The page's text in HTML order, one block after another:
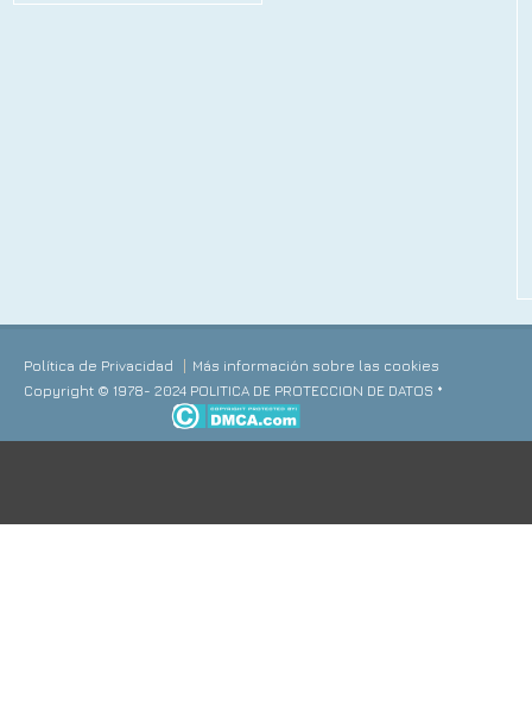
Política de Privacidad
Más información sobre las cookies
Copyright © 1978- 2024 POLITICA DE PROTECCION DE DATOS *